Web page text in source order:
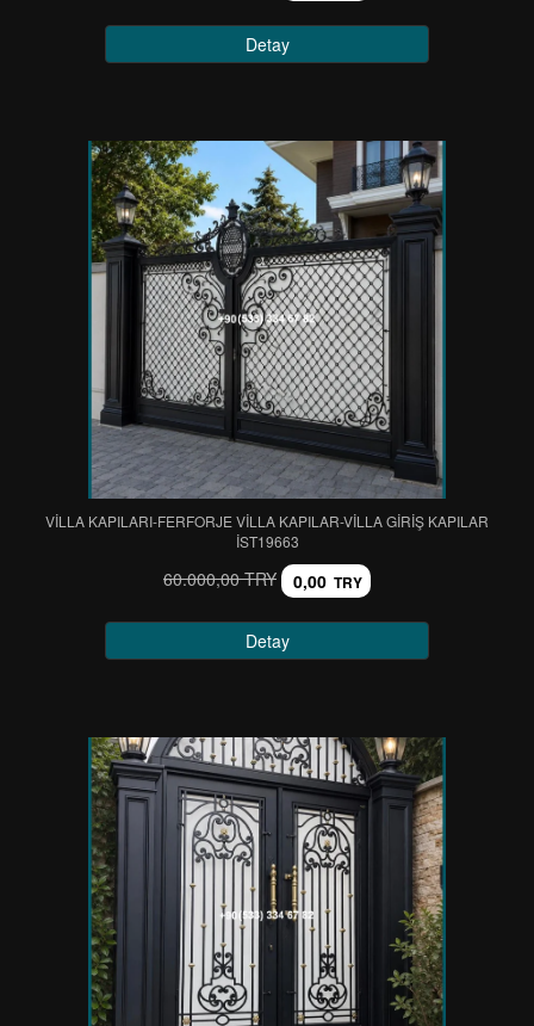
Detay
VİLLA KAPILARI-FERFORJE VİLLA KAPILAR-VİLLA GİRİŞ KAPILAR
IST19663
60.000,00 TRY 0,00 TRY
Detay